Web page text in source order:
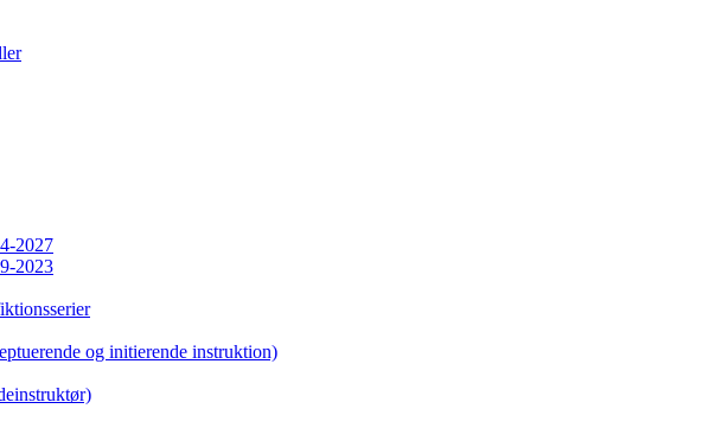
2027
2023
og initierende instruktion)